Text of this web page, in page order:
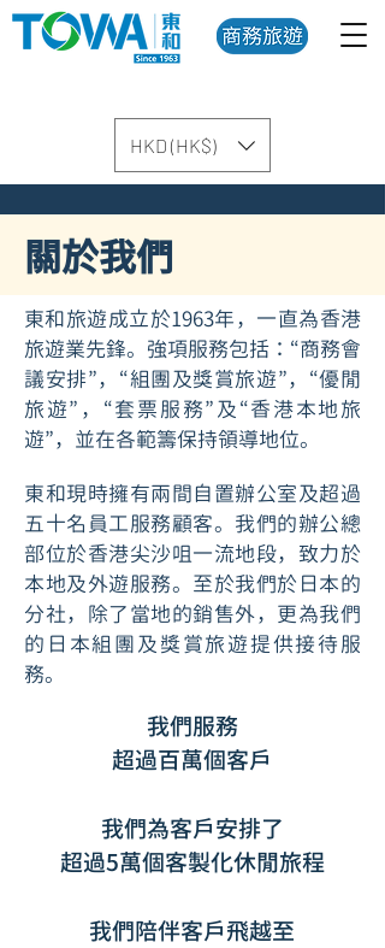
HKD (HK$)
關於我們
東和旅遊成立於1963年，一直為香港
旅遊業先鋒。強項服務包括：“商務會
議安排”，“組團及獎賞旅遊”，“優閒
旅遊”，“套票服務”及“香港本地旅
遊”，並在各範籌保持領導地位。
東和現時擁有兩間自置辦公室及超過
五十名員工服務顧客。我們的辦公總
部位於香港尖沙咀一流地段，致力於
本地及外遊服務。至於我們於日本的
分社，除了當地的銷售外，更為我們
的日本組團及獎賞旅遊提供接待服
務。
我們服務
超過百萬個客戶
我們為客戶安排了
超過5萬個客製化休閒旅程
我們陪伴客戶飛越至